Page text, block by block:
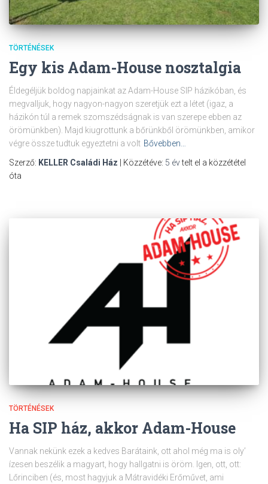
TÖRTÉNÉSEK
Egy kis Adam-House nosztalgia
Éldegéljük boldog napjainkat az Adam-House SIP házikóban, és
megvalljuk, hogy nagyon-nagyon szeretjük ezt a létet (igaz, a
házikón túl a remek szomszédságnak is van szerepe ebben az
örömünkben). Majd kiugrottunk a bőrünkből örömünkben, amikor
végre össze tudtuk egyeztetni a volt Bővebben…
Szerző: KELLER Családi Ház | Közzétéve: 5 évtelt el a közzététel
óta
TÖRTÉNÉSEK
Ha SIP ház, akkor Adam-House
Vannak nekünk ezek a kedves Barátaink, ott ahol még ma is oly’
ízesen beszélik a magyart, hogy hallgatni is öröm. Igen, ott, ott:
Lőrinciben (és, most hagyjuk a Mátravidéki Erőművet, ami